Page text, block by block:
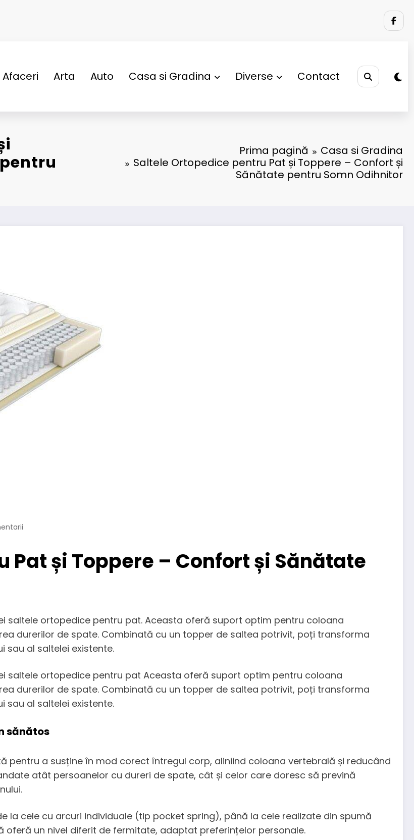
Afaceri Arta Auto Casa si Gradina Diverse Contact
Prima pagină
Casa si Gradina
Saltele Ortopedice pentru Pat și Toppere – Confort și
Sănătate pentru Somn Odihnitor
Pat și Toppere – Confort și Sănătate
saltele ortopedice pentru pat. Aceasta oferă suport optim pentru coloana
durerilor de spate. Combinată cu un topper de saltea potrivit, poți transforma
sau al saltelei existente.
saltele ortopedice pentru pat Aceasta oferă suport optim pentru coloana
durerilor de spate. Combinată cu un topper de saltea potrivit, poți transforma
sau al saltelei existente.
sănătos
a susține în mod corect întregul corp, aliniind coloana vertebrală și reducând
atât persoanelor cu dureri de spate, cât și celor care doresc să prevină
la cele cu arcuri individuale (tip pocket spring), până la cele realizate din spumă
oferă un nivel diferit de fermitate, adaptat preferințelor personale.